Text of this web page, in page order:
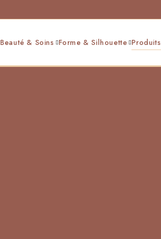
Beauté & Soins Forme & Silhouette